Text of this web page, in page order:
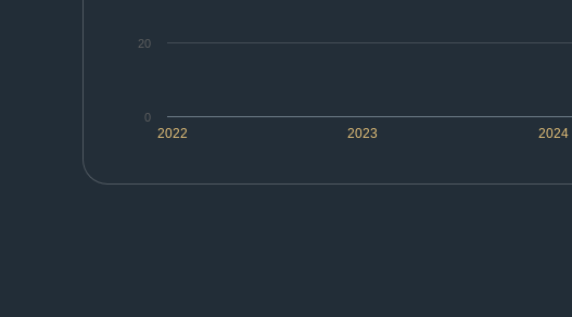
2022 2023 2024
0
20